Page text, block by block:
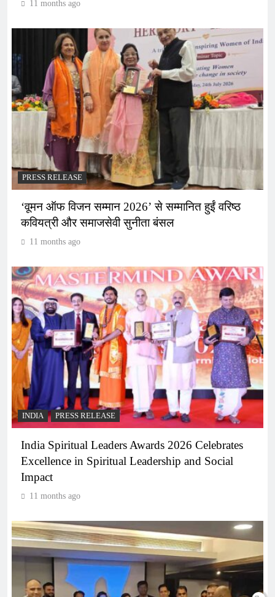
11 months ago
PRESS RELEASE
‘वूमन ऑफ विजन सम्मान 2026’ से सम्मानित हुईं वरिष्ठ
कवियत्री और समाजसेवी सुनीता बंसल
11 months ago
INDIA PRESS RELEASE
India Spiritual Leaders Awards 2026 Celebrates
Excellence in Spiritual Leadership and Social
Impact
11 months ago